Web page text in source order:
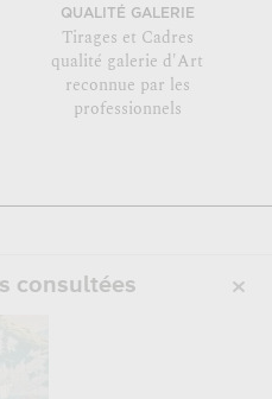
QUALITÉ GALERIE
Tirages et Cadres
qualité galerie d'Art
reconnue par les
professionnels
consultées